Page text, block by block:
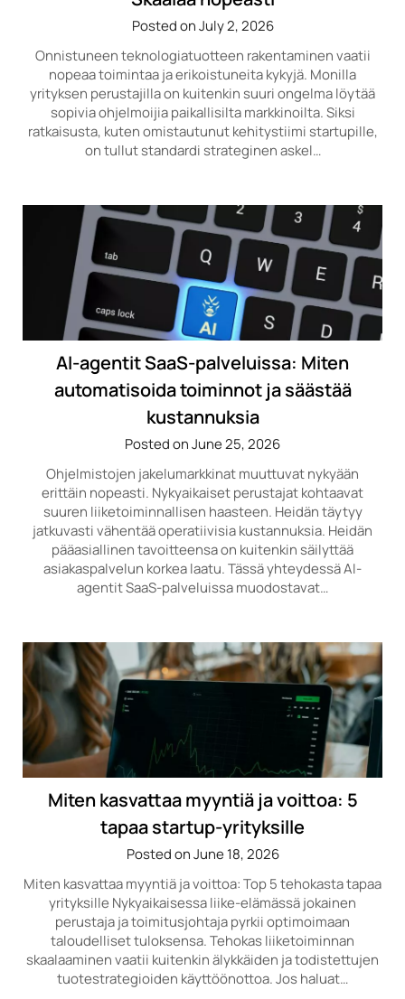
Posted on July 2, 2026
Onnistuneen teknologiatuotteen rakentaminen vaatii
nopeaa toimintaa ja erikoistuneita kykyjä. Monilla
yrityksen perustajilla on kuitenkin suuri ongelma löytää
sopivia ohjelmoijia paikallisilta markkinoilta. Siksi
ratkaisusta, kuten omistautunut kehitystiimi startupille,
on tullut standardi strateginen askel…
AI-agentit SaaS-palveluissa: Miten
automatisoida toiminnot ja säästää
kustannuksia
Posted on June 25, 2026
Ohjelmistojen jakelumarkkinat muuttuvat nykyään
erittäin nopeasti. Nykyaikaiset perustajat kohtaavat
suuren liiketoiminnallisen haasteen. Heidän täytyy
jatkuvasti vähentää operatiivisia kustannuksia. Heidän
pääasiallinen tavoitteensa on kuitenkin säilyttää
asiakaspalvelun korkea laatu. Tässä yhteydessä AI-
agentit SaaS-palveluissa muodostavat…
Miten kasvattaa myyntiä ja voittoa: 5
tapaa startup-yrityksille
Posted on June 18, 2026
Miten kasvattaa myyntiä ja voittoa: Top 5 tehokasta tapaa
yrityksille Nykyaikaisessa liike-elämässä jokainen
perustaja ja toimitusjohtaja pyrkii optimoimaan
taloudelliset tuloksensa. Tehokas liiketoiminnan
skaalaaminen vaatii kuitenkin älykkäiden ja todistettujen
tuotestrategioiden käyttöönottoa. Jos haluat…